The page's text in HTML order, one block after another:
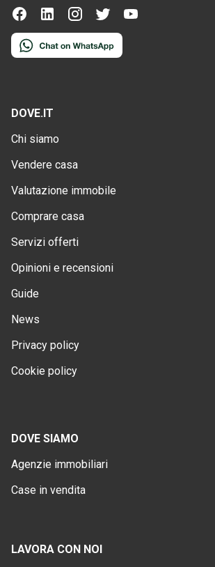
DOVE.IT
Chi siamo
Vendere casa
Valutazione immobile
Comprare casa
Servizi offerti
Opinioni e recensioni
Guide
News
Privacy policy
Cookie policy
DOVE SIAMO
Agenzie immobiliari
Case in vendita
LAVORA CON NOI